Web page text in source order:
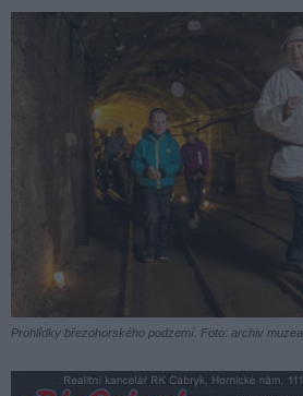
Prohlídky březohorského podzemí. Foto: archiv muzea